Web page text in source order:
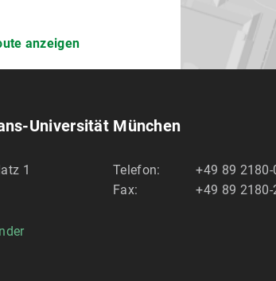
anzeigen
Universität München
1
Telefon:
+49 89 2180-
Fax:
+49 89